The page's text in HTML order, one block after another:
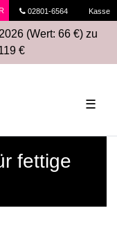
02801-6564 Kasse
(Wert: 66 €) zu
€
☰
fettige